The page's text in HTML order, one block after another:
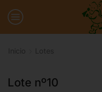
Inicio Lotes
Lote nº10